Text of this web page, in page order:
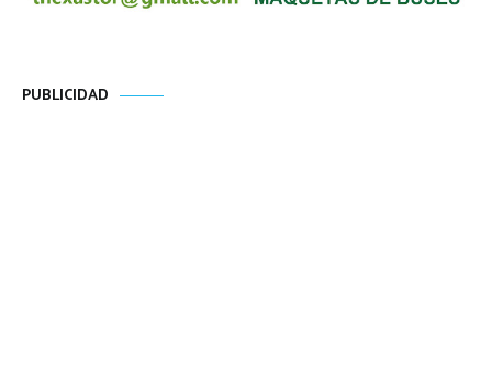
PUBLICIDAD